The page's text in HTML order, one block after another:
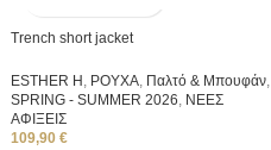
Trench short jacket
ESTHER H , ΡΟΥΧΑ, Παλτό & Μπουφάν,
SPRING - SUMMER 2026, ΝΕΕΣ
ΑΦΙΞΕΙΣ
109,90 €